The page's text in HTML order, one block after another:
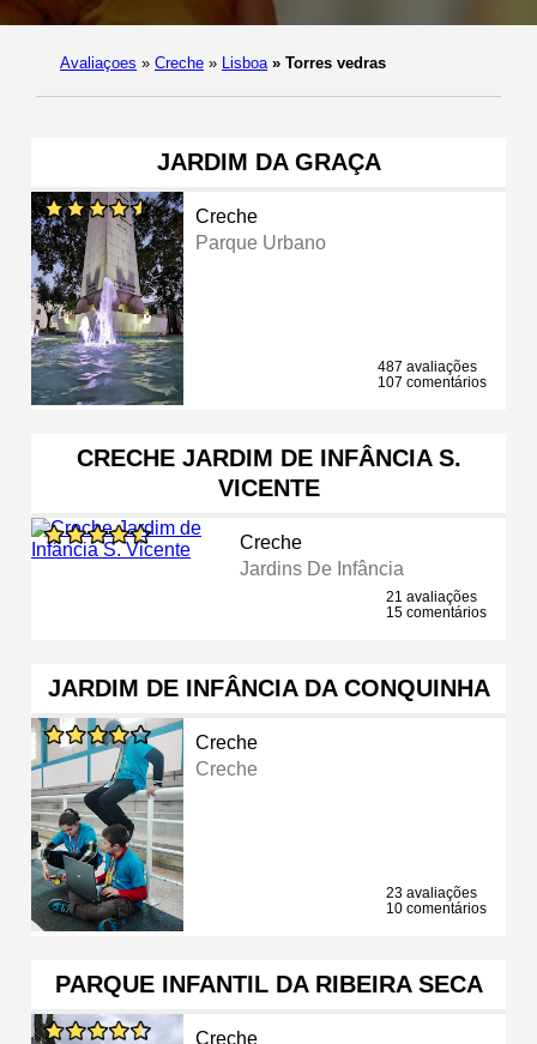
Avaliaçoes » Creche » Lisboa » Torres vedras
JARDIM DA GRAÇA
Creche
Parque Urbano
487 avaliações
107 comentários
CRECHE JARDIM DE INFÂNCIA S.
VICENTE
Creche
Jardins De Infância
21 avaliações
15 comentários
JARDIM DE INFÂNCIA DA CONQUINHA
Creche
Creche
23 avaliações
10 comentários
PARQUE INFANTIL DA RIBEIRA SECA
Creche